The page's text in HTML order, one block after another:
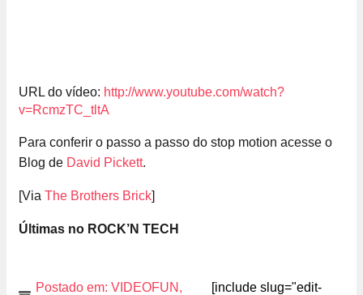
URL do vídeo: http://www.youtube.com/watch?
v=RcmzTC_tltA
Para conferir o passo a passo do stop motion acesse o
Blog de David Pickett.
[Via The Brothers Brick]
Últimas no ROCK’N TECH
Postado em: VIDEOFUN ,
[include slug="edit-